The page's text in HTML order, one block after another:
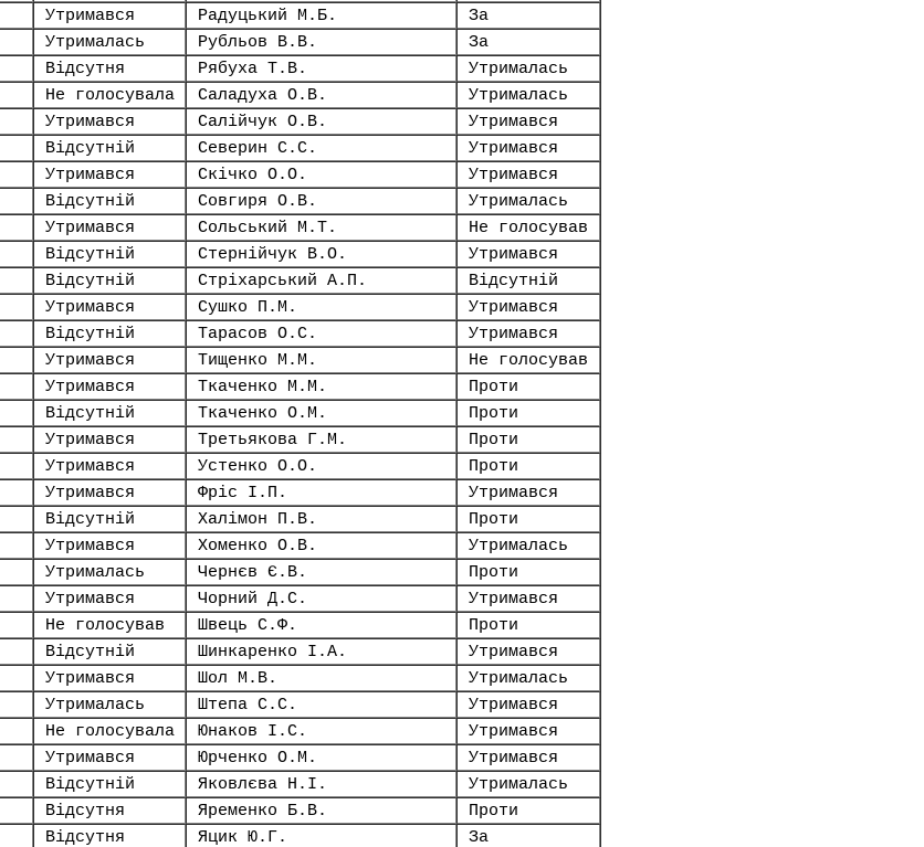
Утримався Радуцький М.Б.
За
Утрималась Рубльов В.В.
За
Відсутня Рябуха Т.В.
Утрималась
Не голосувала Саладуха О.В.
Утрималась
Утримався Салійчук О.В.
Утримався
Відсутній Северин С.С.
Утримався
Утримався Скічко О.О.
Утримався
Відсутній Совгиря О.В.
Утрималась
Утримався Сольський М.Т.
Не голосував
Відсутній Стернійчук В.О.
Утримався
Відсутній Стріхарський А.П.
Відсутній
Утримався Сушко П.М.
Утримався
Відсутній Тарасов О.С.
Утримався
Утримався Тищенко М.М.
Не голосував
Утримався Ткаченко М.М.
Проти
Відсутній Ткаченко О.М.
Проти
Утримався Третьякова Г.М.
Проти
Утримався Устенко О.О.
Проти
Утримався Фріс І.П.
Утримався
Відсутній Халімон П.В.
Проти
Утримався Хоменко О.В.
Утрималась
Утрималась Чернєв Є.В.
Проти
Утримався Чорний Д.С.
Утримався
Не голосував Швець С.Ф.
Проти
Відсутній Шинкаренко І.А.
Утримався
Утримався Шол М.В.
Утрималась
Утрималась Штепа С.С.
Утримався
Не голосувала Юнаков І.С.
Утримався
Утримався Юрченко О.М.
Утримався
Відсутній Яковлєва Н.І.
Утрималась
Відсутня Яременко Б.В.
Проти
Відсутня Яцик Ю.Г. За